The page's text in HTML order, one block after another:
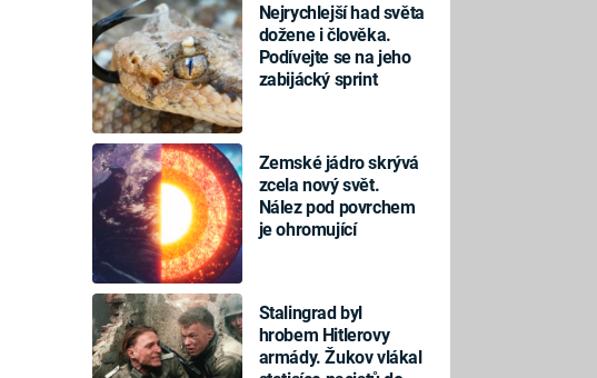
Nejrychlejší had světa
dožene i člověka.
Podívejte se na jeho
zabijácký sprint
Zemské jádro skrývá
zcela nový svět.
Nález pod povrchem
je ohromující
Stalingrad byl
hrobem Hitlerovy
armády. Žukov vlákal